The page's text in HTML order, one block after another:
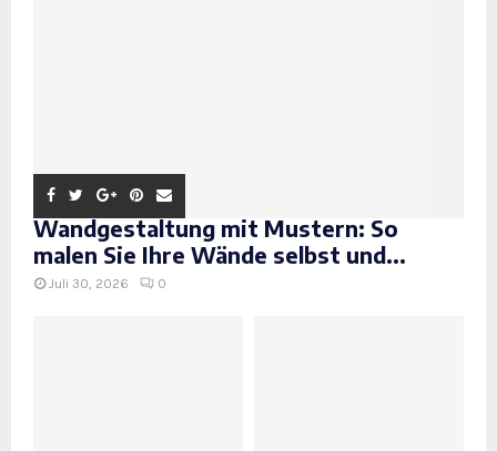
Wandgestaltung mit Mustern: So
malen Sie Ihre Wände selbst und...
Juli 30, 2026 0